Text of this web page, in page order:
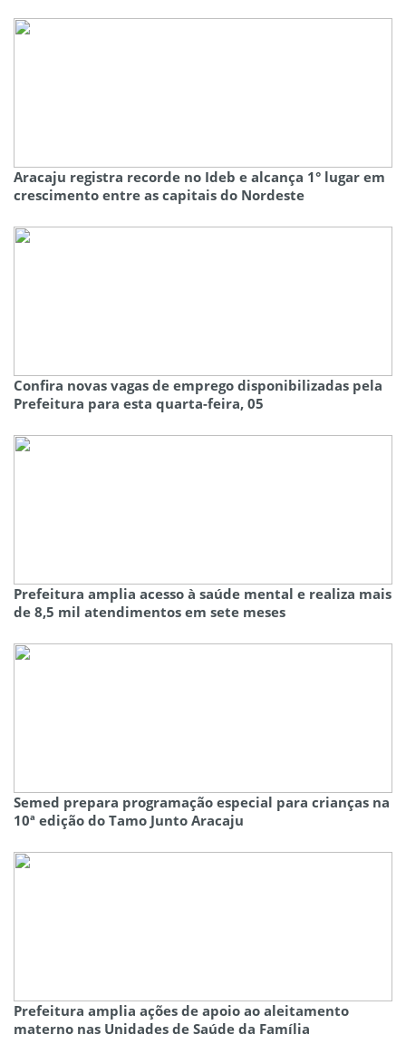
Aracaju registra recorde no Ideb e alcança 1° lugar em
crescimento entre as capitais do Nordeste
Confira novas vagas de emprego disponibilizadas pela
Prefeitura para esta quarta-feira, 05
Prefeitura amplia acesso à saúde mental e realiza mais
de 8,5 mil atendimentos em sete meses
Semed prepara programação especial para crianças na
10ª edição do Tamo Junto Aracaju
Prefeitura amplia ações de apoio ao aleitamento
materno nas Unidades de Saúde da Família